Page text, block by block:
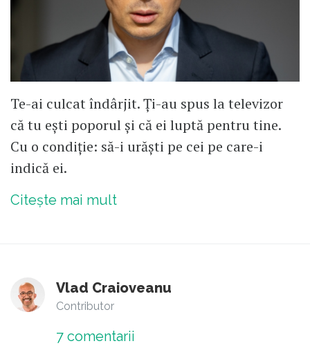
Te-ai culcat îndârjit. Ți-au spus la televizor
că tu ești poporul și că ei luptă pentru tine.
Cu o condiție: să-i urăști pe cei pe care-i
indică ei.
Citește mai mult
Vlad Craioveanu
Contributor
7 comentarii